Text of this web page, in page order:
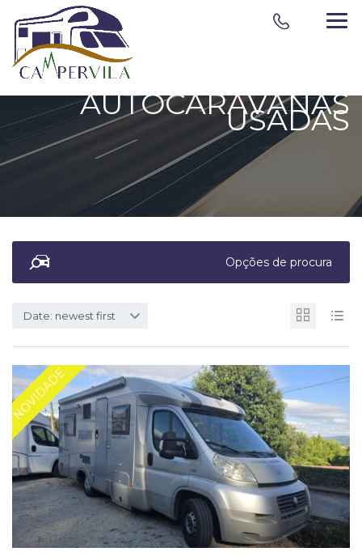
AUTOCARAVANAS
USADAS
Opções de procura
Date: newest first
NOVIDADE